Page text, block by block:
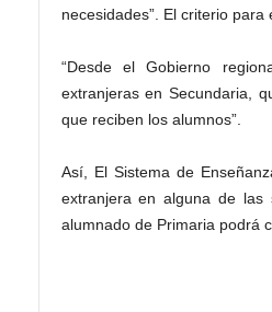
necesidades”. El criterio
“Desde el Gobierno
extranjeras en Secundaria,
que reciben los alumnos”.
Así, El Sistema de
extranjera en alguna de las
alumnado de Primaria podrá